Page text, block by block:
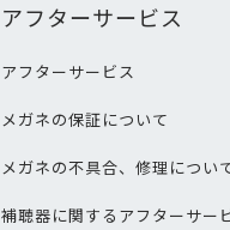
アフターサービス
アフターサービス
メガネの保証について
メガネの不具合、修理につい
補聴器に関するアフターサー